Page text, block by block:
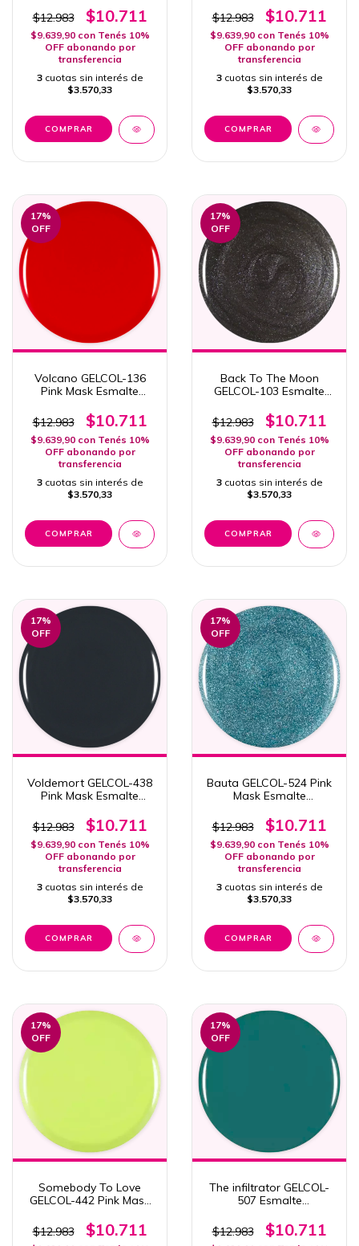
$12.983
$10.711
$9.639,90 con Tenés 10%
OFF abonando por
transferencia
3 cuotas sin interés de
$3.570,33
Mask 15ml
$12.983 $10.711
$9.639,90 con Tenés 10%
OFF abonando por
transferencia
3 cuotas sin interés de
$3.570,33
17%
OFF
Volcano GELCOL-136
Pink Mask Esmalte
$12.983
$10.711
$9.639,90 con Tenés 10%
OFF abonando por
transferencia
3 cuotas sin interés de
$3.570,33
17%
OFF
Back To The Moon
GELCOL-103 Esmalte
Mask
$12.983 $10.711
$9.639,90 con Tenés 10%
OFF abonando por
transferencia
3 cuotas sin interés de
$3.570,33
17%
OFF
Voldemort GELCOL-438
Pink Mask Esmalte
Col. Villanos
$12.983 $10.711
$9.639,90 con Tenés 10%
OFF abonando por
transferencia
3 cuotas sin interés de
$3.570,33
17%
OFF
Bauta GELCOL-524 Pink
Mask Esmalte
Col. Masquerade
$12.983 $10.711
$9.639,90 con Tenés 10%
OFF abonando por
transferencia
3 cuotas sin interés de
$3.570,33
17%
OFF
Somebody To Love
GELCOL-442 Pink Mask
Semipermanente 15ml
Col. Change The World
$12.983 $10.711
17%
OFF
The infiltrator GELCOL-
507 Esmalte
Mask Coleccion Mystery
$12.983 $10.711